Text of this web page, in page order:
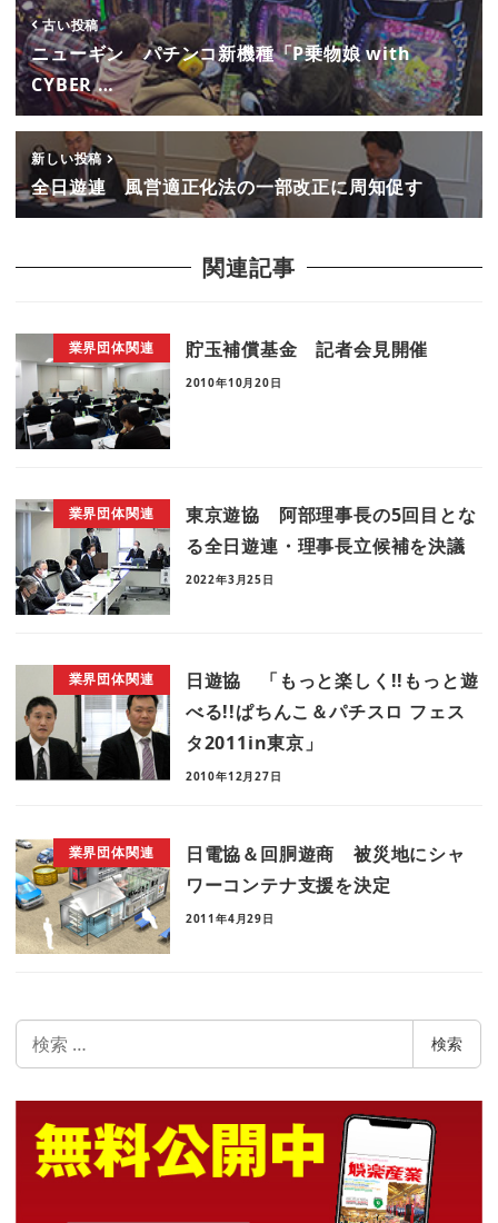
古い投稿
ニューギン パチンコ新機種「P乗物娘 with
CYBER …
新しい投稿
全日遊連 風営適正化法の一部改正に周知促す
関連記事
業界団体関連 貯玉補償基金 記者会見開催
2010年10月20日
業界団体関連
東京遊協 阿部理事長の5回目とな
る全日遊連・理事長立候補を決議
2022年3月25日
業界団体関連
日遊協 「もっと楽しく!!もっと遊
べる!!ぱちんこ＆パチスロ フェス
タ2011in東京」
2010年12月27日
業界団体関連
日電協＆回胴遊商 被災地にシャ
ワーコンテナ支援を決定
2011年4月29日
索
検索